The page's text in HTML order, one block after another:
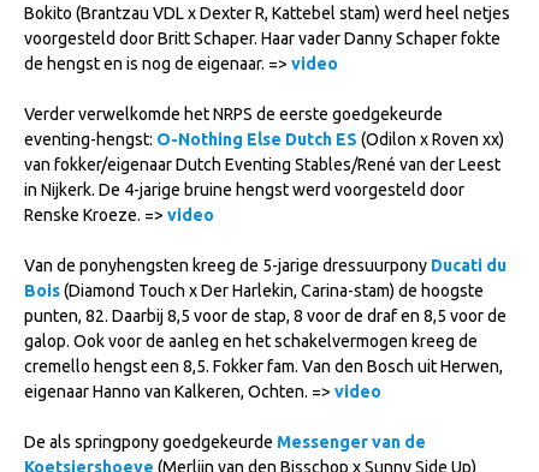
Hengstenkeuring
Regionale Keuringen
Nationale Keuring
Late Veulenkeuring
ABOP
Wereldkampioenschap Jonge Paarden
Dutch Pony Championship
Evenementen
Arabian Horse Events
Arabissimo
Bokito (Brantzau VDL x Dexter R, Kattebel stam) werd heel netjes
voorgesteld door Britt Schaper. Haar vader Danny Schaper fokte
de hengst en is nog de eigenaar. => video
Verder verwelkomde het NRPS de eerste goedgekeurde
eventing-hengst: O-Nothing Else Dutch ES (Odilon x Roven xx)
van fokker/eigenaar Dutch Eventing Stables/René van der Leest
in Nijkerk. De 4-jarige bruine hengst werd voorgesteld door
Renske Kroeze. => video
Van de ponyhengsten kreeg de 5-jarige dressuurpony Ducati du
Bois(Diamond Touch x Der Harlekin, Carina-stam) de hoogste
punten, 82. Daarbij 8,5 voor de stap, 8 voor de draf en 8,5 voor de
galop. Ook voor de aanleg en het schakelvermogen kreeg de
cremello hengst een 8,5. Fokker fam. Van den Bosch uit Herwen,
eigenaar Hanno van Kalkeren, Ochten. => video
De als springpony goedgekeurde Messenger van de
Koetsiershoeve (Merlijn van den Bisschop x Sunny Side Up)